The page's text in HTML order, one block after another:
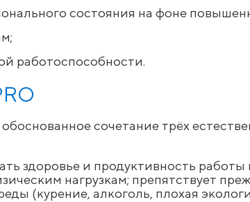
состояния на фоне
работоспособности.
сочетание трёх
здоровье и продуктивность
нагрузкам; препятствует
(курение, алкоголь, плохая